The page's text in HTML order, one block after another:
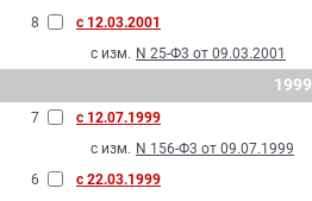
8
с 12.03.2001
с изм. N 25-Ф3 от 09.03.2001
1999
7
с 12.07.1999
с изм. N 156-Ф3 от 09.07.1999
6
с 22.03.1999